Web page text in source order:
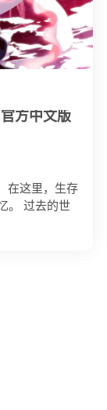
方中文版
在这里，生存
。 过去的世